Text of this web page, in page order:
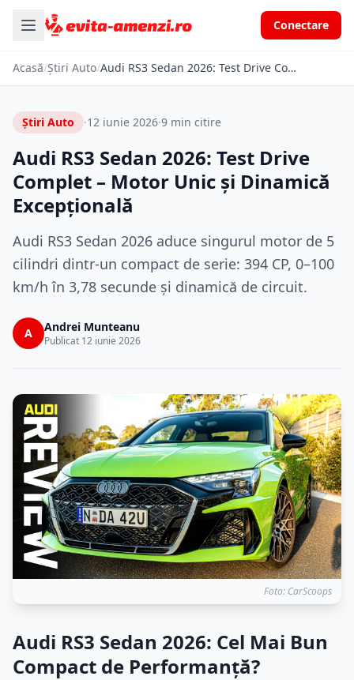
Conectare
Acasă/Știri Auto/ Audi RS3 Sedan 2026: Test Drive Complet – Motor Unic și Dinamică Excepțională
Știri Auto ·12 iunie 2026·9 min citire
Audi RS3 Sedan 2026: Test Drive
Complet – Motor Unic și Dinamică
Excepțională
Audi RS3 Sedan 2026 aduce singurul motor de 5
cilindri dintr-un compact de serie: 394 CP, 0–100
km/h în 3,78 secunde și dinamică de circuit.
A Andrei Munteanu
Publicat 12 iunie 2026
Foto: CarScoops
Audi RS3 Sedan 2026: Cel Mai Bun
Compact de Performanță?